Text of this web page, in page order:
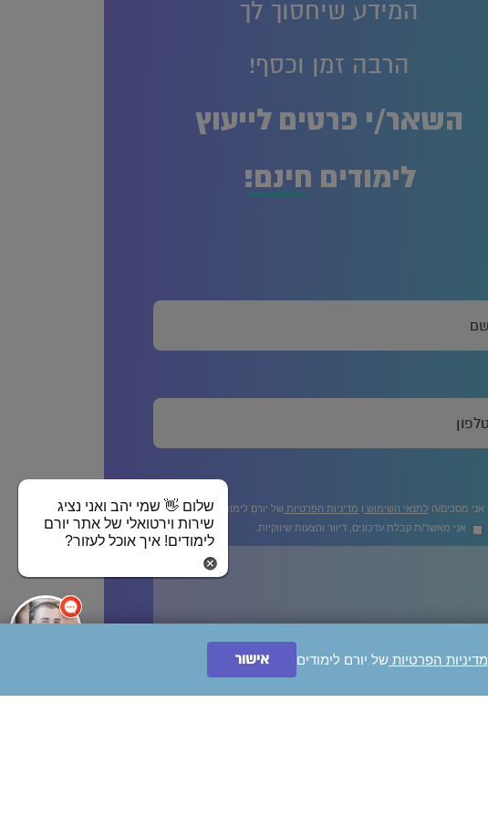
המידע שיחסוך לך
הרבה זמן וכסף!
השאר/י פרטים לייעוץ
לימודים חינם!
אני מסכים/ה לתנאי השימוש ו מדיניות הפרטיותשל יורם לימודים
אני מאשר/ת קבלת עדכונים, דיוור והצעות שיווקיות.
ייעצו לי בחינם!
מדיניות הפרטיותשל יורם לימודים אישור
שלום 👋 שמי יהב ואני נציג
שירות וירטואלי של אתר יורם
לימודים! איך אוכל לעזור?